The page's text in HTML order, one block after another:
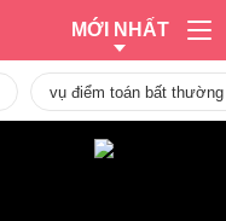
MỚI NHẤT
vụ điểm toán bất